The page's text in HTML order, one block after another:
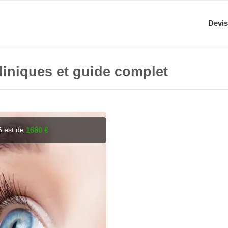
et guide complet
est de 1680 €